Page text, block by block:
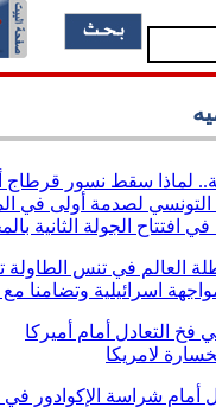
سقط نسور قرطاج
لصدمة أولى في
افتتاح الجولة الثانية
العالم في تنس الطاولة
اسرائيلية وتضامنا
فخ التعادل أمام أميركا
لامريكا
شراسة الإكوادور في